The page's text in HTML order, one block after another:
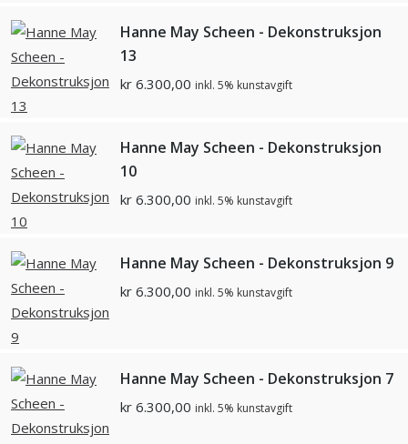
Hanne May Scheen - Dekonstruksjon
13
kr 6.300,00 inkl. 5% kunstavgift
Hanne May Scheen - Dekonstruksjon
10
kr 6.300,00 inkl. 5% kunstavgift
Hanne May Scheen - Dekonstruksjon 9
kr 6.300,00 inkl. 5% kunstavgift
Hanne May Scheen - Dekonstruksjon 7
kr 6.300,00 inkl. 5% kunstavgift